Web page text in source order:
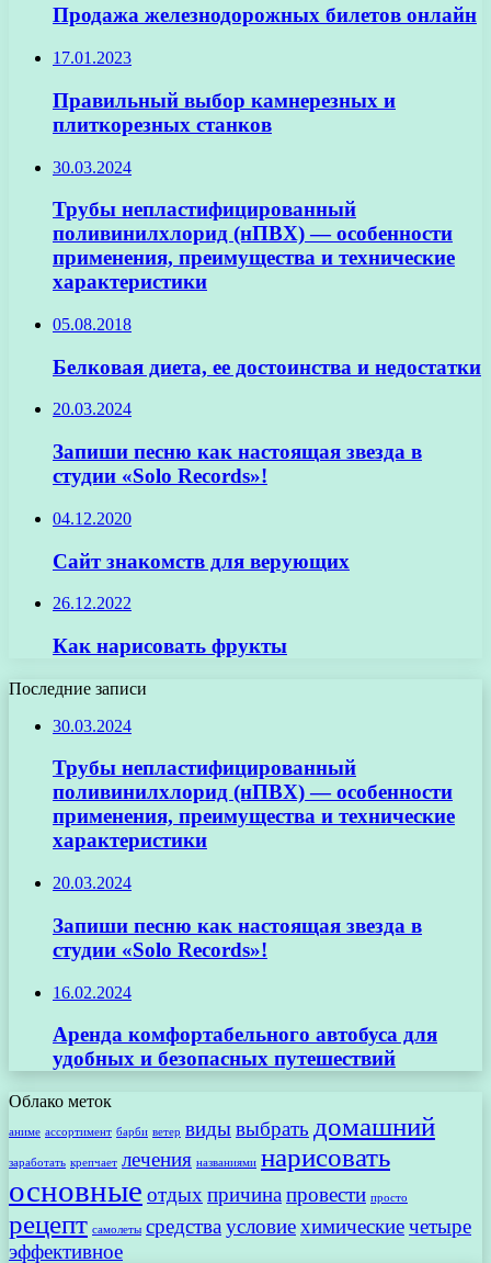
Продажа железнодорожных билетов онлайн
17.01.2023
Правильный выбор камнерезных и
плиткорезных станков
30.03.2024
Трубы непластифицированный
поливинилхлорид (нПВХ) — особенности
применения, преимущества и технические
характеристики
05.08.2018
Белковая диета, ее достоинства и недостатки
20.03.2024
Запиши песню как настоящая звезда в
студии «Solo Records»!
04.12.2020
Сайт знакомств для верующих
26.12.2022
Как нарисовать фрукты
Последние записи
30.03.2024
Трубы непластифицированный
поливинилхлорид (нПВХ) — особенности
применения, преимущества и технические
характеристики
20.03.2024
Запиши песню как настоящая звезда в
студии «Solo Records»!
16.02.2024
Аренда комфортабельного автобуса для
удобных и безопасных путешествий
Облако меток
аниме ассортимент барби ветер видывыбрать домашний
заработать крепчает лечения названиями нарисовать
основные отдых причина провести просто
рецепт самолеты средства условиехимическиечетыре
эффективное